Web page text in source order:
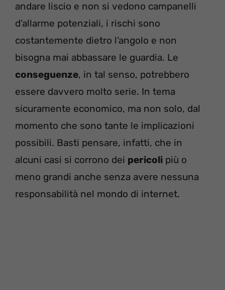
andare liscio e non si vedono campanelli
d’allarme potenziali, i rischi sono
costantemente dietro l’angolo e non
bisogna mai abbassare le guardia. Le
conseguenze, in tal senso, potrebbero
essere davvero molto serie. In tema
sicuramente economico, ma non solo, dal
momento che sono tante le implicazioni
possibili. Basti pensare, infatti, che in
alcuni casi si corrono dei pericoli più o
meno grandi anche senza avere nessuna
responsabilità nel mondo di internet.